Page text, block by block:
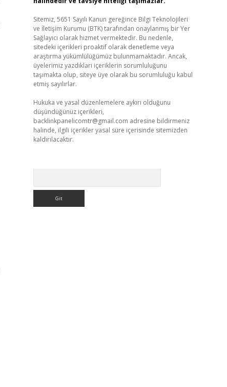
Sitemiz, 5651 Sayılı Kanun gereğince Bilgi Teknolojileri
ve İletişim Kurumu (BTK) tarafından onaylanmış bir Yer
Sağlayıcı olarak hizmet vermektedir. Bu nedenle,
sitedeki içerikleri proaktif olarak denetleme veya
araştırma yükümlülüğümüz bulunmamaktadır. Ancak,
üyelerimiz yazdıkları içeriklerin sorumluluğunu
taşımakta olup, siteye üye olarak bu sorumluluğu kabul
etmiş sayılırlar.
Hukuka ve yasal düzenlemelere aykırı olduğunu
düşündüğünüz içerikleri,
backlinkpanelicomtr@gmail.com adresine bildirmeniz
halinde, ilgili içerikler yasal süre içerisinde sitemizden
kaldırılacaktır.